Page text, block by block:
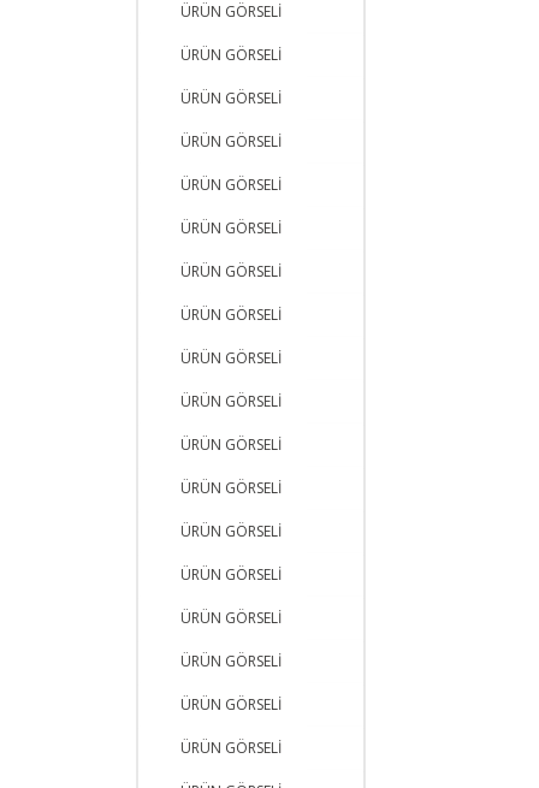
ÜRÜN GÖRSELİ
ÜRÜN GÖRSELİ
ÜRÜN GÖRSELİ
ÜRÜN GÖRSELİ
ÜRÜN GÖRSELİ
ÜRÜN GÖRSELİ
ÜRÜN GÖRSELİ
ÜRÜN GÖRSELİ
ÜRÜN GÖRSELİ
ÜRÜN GÖRSELİ
ÜRÜN GÖRSELİ
ÜRÜN GÖRSELİ
ÜRÜN GÖRSELİ
ÜRÜN GÖRSELİ
ÜRÜN GÖRSELİ
ÜRÜN GÖRSELİ
ÜRÜN GÖRSELİ
ÜRÜN GÖRSELİ